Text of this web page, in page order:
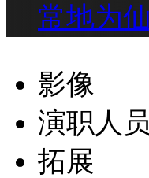
常地为
影像
演职人员
拓展